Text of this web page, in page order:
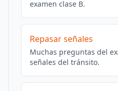
examen clase B.
Repasar señales
Muchas preguntas del
señales del tránsito.